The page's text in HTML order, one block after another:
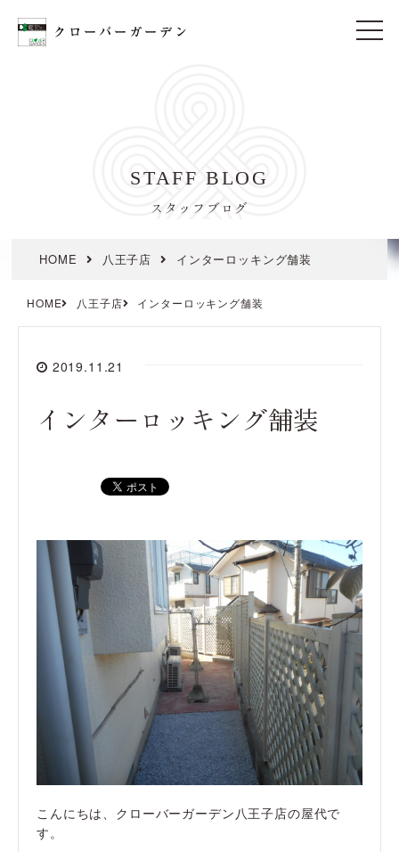
t
STAFF BLOG
スタッフブログ
HOME 八王子店 インターロッキング舗装
HOME 八王子店 インターロッキング舗装
2019.11.21
インターロッキング舗装
こんにちは、クローバーガーデン八王子店の屋代で
す。